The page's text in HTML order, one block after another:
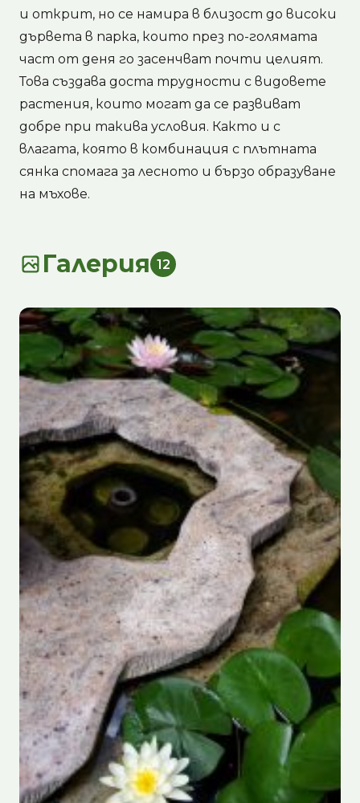
и открит, но се намира в близост до високи
дървета в парка, които през по-голямата
част от деня го засенчват почти целият.
Това създава доста трудности с видовете
растения, които могат да се развиват
добре при такива условия. Както и с
влагата, която в комбинация с плътната
сянка спомага за лесното и бързо образуване
на мъхове.
Галерия 12